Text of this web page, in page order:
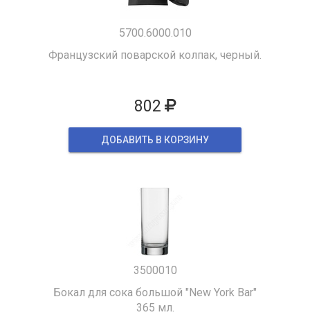
5700.6000.010
Французский поварской колпак, черный.
802
ДОБАВИТЬ В КОРЗИНУ
3500010
Бокал для сока большой "New York Bar"
365 мл.